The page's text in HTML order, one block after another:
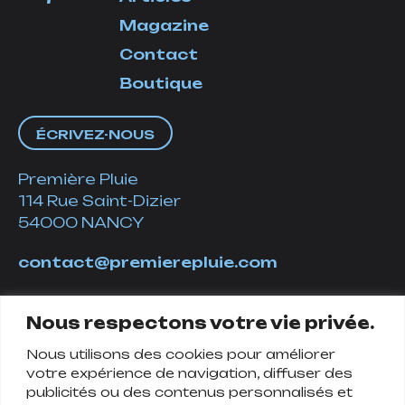
Nous respectons votre vie privée.
Nous utilisons des cookies pour améliorer
votre expérience de navigation, diffuser des
publicités ou des contenus personnalisés et
Magazine
Contact
Boutique
ÉCRIVEZ-NOUS
Première Pluie
114 Rue Saint-Dizier
54000 NANCY
contact@premierepluie.com
Suivez-nous